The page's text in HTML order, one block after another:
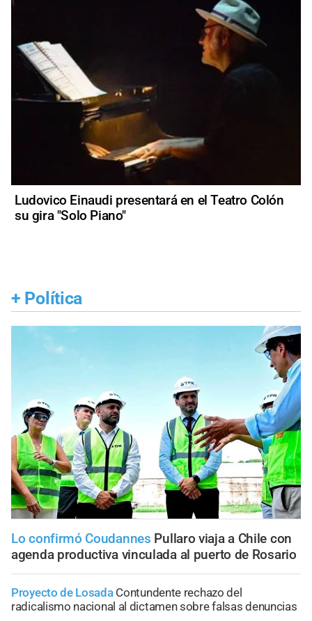
Ludovico Einaudi presentará en el Teatro Colón
su gira "Solo Piano"
+ Política
Lo confirmó Coudannes Pullaro viaja a Chile con
agenda productiva vinculada al puerto de Rosario
Proyecto de Losada Contundente rechazo del
radicalismo nacional al dictamen sobre falsas denuncias